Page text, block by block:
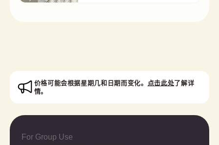
价格可能会根据星期几和日期而变化。 点击此处了解详
情。
For Group Use